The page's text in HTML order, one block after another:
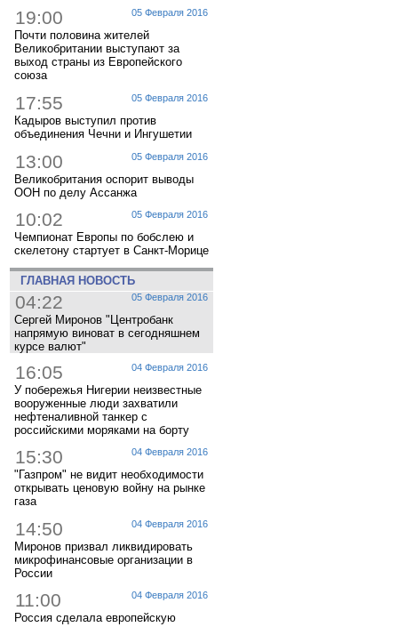
05 Февраля 2016
19:00
Почти половина жителей
Великобритании выступают за
выход страны из Европейского
союза
05 Февраля 2016
17:55
Кадыров выступил против
объединения Чечни и Ингушетии
05 Февраля 2016
13:00
Великобритания оспорит выводы
ООН по делу Ассанжа
05 Февраля 2016
10:02
Чемпионат Европы по бобслею и
скелетону стартует в Санкт-Морице
ГЛАВНАЯ НОВОСТЬ
05 Февраля 2016
04:22
Сергей Миронов "Центробанк
напрямую виноват в сегодняшнем
курсе валют"
04 Февраля 2016
16:05
У побережья Нигерии неизвестные
вооруженные люди захватили
нефтеналивной танкер с
российскими моряками на борту
04 Февраля 2016
15:30
"Газпром" не видит необходимости
открывать ценовую войну на рынке
газа
04 Февраля 2016
14:50
Миронов призвал ликвидировать
микрофинансовые организации в
России
04 Февраля 2016
11:00
Россия сделала европейскую